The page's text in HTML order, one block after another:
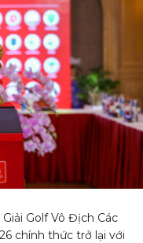
Golf Vô Địch Các
chính thức trở lại với